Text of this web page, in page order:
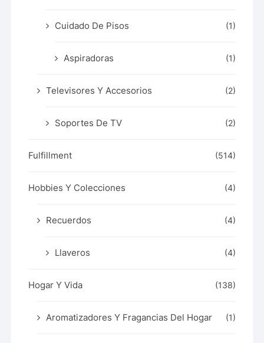
Cuidado De Pisos (1)
Aspiradoras (1)
Televisores Y Accesorios (2)
Soportes De TV (2)
Fulfillment (514)
Hobbies Y Colecciones (4)
Recuerdos (4)
Llaveros (4)
Hogar Y Vida (138)
Aromatizadores Y Fragancias Del Hogar (1)